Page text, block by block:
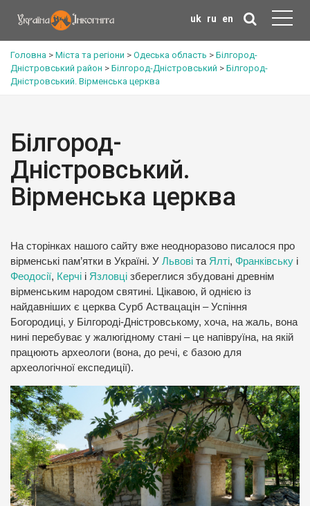
uk ru en
Головна > Міста та регіони > Одеська область > Білгород-
Дністровський район > Білгород-Дністровський > Білгород-
Дністровський. Вірменська церква
Білгород-
Дністровський.
Вірменська церква
На сторінках нашого сайту вже неодноразово писалося про
вірменські пам’ятки в Україні. У Львові та Ялті, Франківську і
Феодосії, Керчі і Язловці збереглися збудовані древнім
вірменським народом святині. Цікавою, й однією із
найдавніших є церква Сурб Аствацацін – Успіння
Богородиці, у Білгороді-Дністровському, хоча, на жаль, вона
нині перебуває у жалюгідному стані – це напівруїна, на якій
працюють археологи (вона, до речі, є базою для
археологічної експедиції).